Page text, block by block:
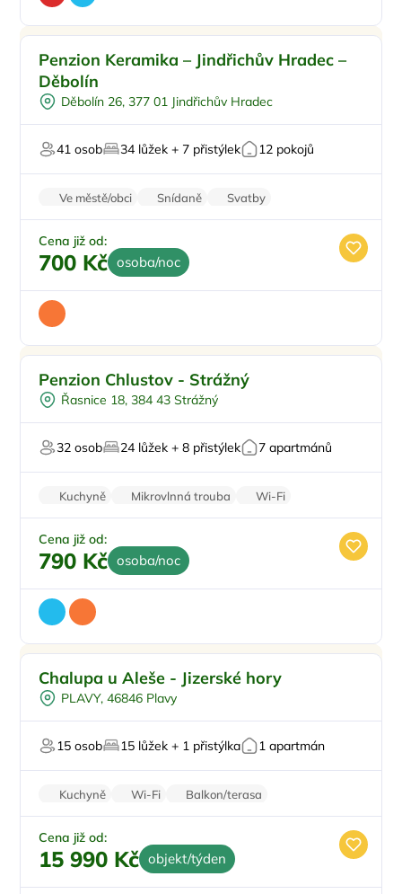
Venkovní bazén
Pro skupiny
Sauna
Pro svatby a oslavy
Penzion Keramika – Jindřichův Hradec –
Děbolín
Děbolín 26, 377 01 Jindřichův Hradec
41 osob 34 lůžek + 7 přistýlek 12 pokojů
Ve městě/obci Snídaně
Svatby
Worshopy/školení
Firemní akce/teambuilding
Cena již od:
700 Kč osoba/noc
Dětské hřiště
Sauna
U lesa
Penzion Chlustov - Strážný
Řasnice 18, 384 43 Strážný
32 osob 24 lůžek + 8 přistýlek 7 apartmánů
Kuchyně Mikrovlnná trouba
Wi-Fi
Sprchový kout
Balkon/terasa
Cena již od:
790 Kč osoba/noc
Dětské hřiště
Venkovní bazén
Pro skupiny
Chalupa u Aleše - Jizerské hory
PLAVY, 46846 Plavy
15 osob 15 lůžek + 1 přistýlka 1 apartmán
Kuchyně Wi-Fi
Balkon/terasa
Zvířata povolena
Vysavač
Cena již od:
15 990 Kč objekt/týden